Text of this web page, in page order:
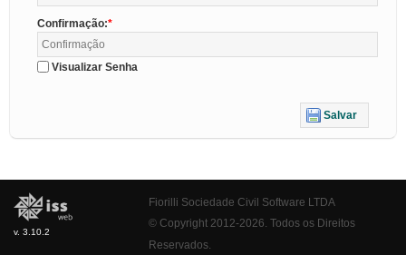
Confirmação:
Visualizar Senha
Salvar
v. 3.10.2
Fiorilli Sociedade Civil Software LTDA
© Copyright 2012-2026. Todos os Direitos
Reservados.